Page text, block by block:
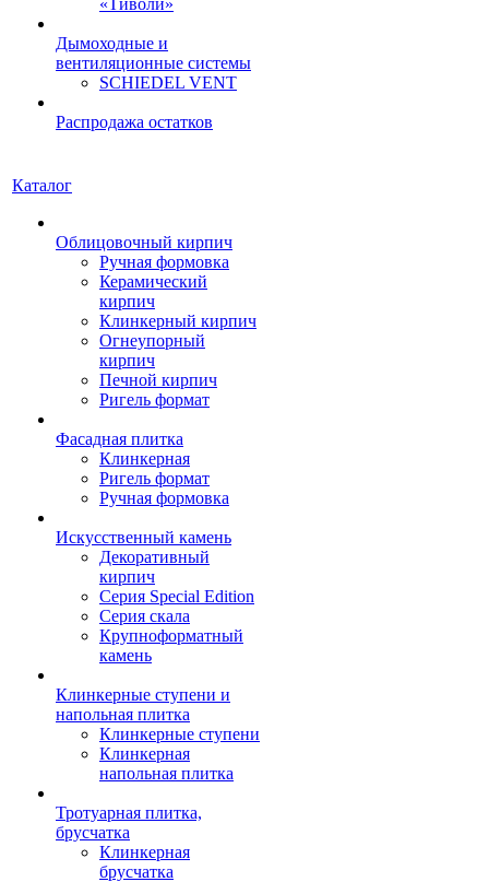
«Тиволи»
Дымоходные и
вентиляционные системы
SCHIEDEL VENT
Распродажа остатков
Каталог
Облицовочный кирпич
Ручная формовка
Керамический
кирпич
Клинкерный кирпич
Огнеупорный
кирпич
Печной кирпич
Ригель формат
Фасадная плитка
Клинкерная
Ригель формат
Ручная формовка
Искусственный камень
Декоративный
кирпич
Серия Special Edition
Серия скала
Крупноформатный
камень
Клинкерные ступени и
напольная плитка
Клинкерные ступени
Клинкерная
напольная плитка
Тротуарная плитка,
брусчатка
Клинкерная
брусчатка